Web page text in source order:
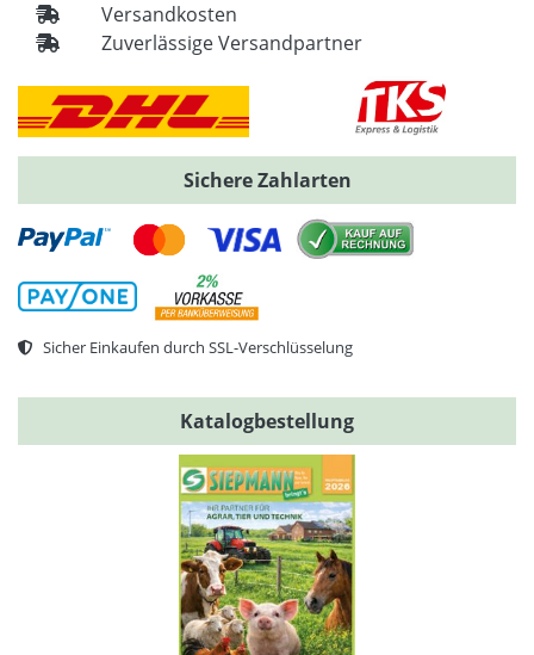
Versandkosten
Zuverlässige Versandpartner
Sichere Zahlarten
Sicher Einkaufen durch SSL-Verschlüsselung
Katalogbestellung